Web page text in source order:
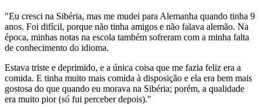
"Eu cresci na Sibéria, mas me mudei para Alemanha quando tinha 9
anos. Foi difícil, porque não tinha amigos e não falava alemão. Na
época, minhas notas na escola também sofreram com a minha falta
de conhecimento do idioma.
Estava triste e deprimido, e a única coisa que me fazia feliz era a
comida. E tinha muito mais comida à disposição e ela era bem mais
gostosa do que quando eu morava na Sibéria; porém, a qualidade
era muito pior (só fui perceber depois)."